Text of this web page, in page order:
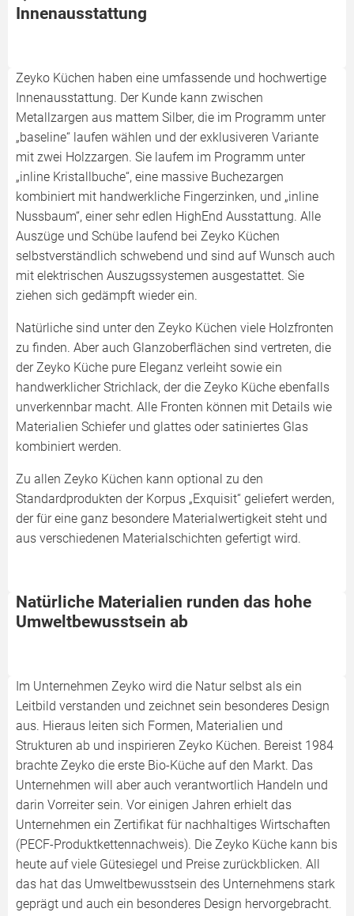
Innenausstattung
Zeyko Küchen haben eine umfassende und hochwertige
Innenausstattung. Der Kunde kann zwischen
Metallzargen aus mattem Silber, die im Programm unter
„baseline“ laufen wählen und der exklusiveren Variante
mit zwei Holzzargen. Sie laufem im Programm unter
„inline Kristallbuche“, eine massive Buchezargen
kombiniert mit handwerkliche Fingerzinken, und „inline
Nussbaum“, einer sehr edlen HighEnd Ausstattung. Alle
Auszüge und Schübe laufend bei Zeyko Küchen
selbstverständlich schwebend und sind auf Wunsch auch
mit elektrischen Auszugssystemen ausgestattet. Sie
ziehen sich gedämpft wieder ein.
Natürliche sind unter den Zeyko Küchen viele Holzfronten
zu finden. Aber auch Glanzoberflächen sind vertreten, die
der Zeyko Küche pure Eleganz verleiht sowie ein
handwerklicher Strichlack, der die Zeyko Küche ebenfalls
unverkennbar macht. Alle Fronten können mit Details wie
Materialien Schiefer und glattes oder satiniertes Glas
kombiniert werden.
Zu allen Zeyko Küchen kann optional zu den
Standardprodukten der Korpus „Exquisit“ geliefert werden,
der für eine ganz besondere Materialwertigkeit steht und
aus verschiedenen Materialschichten gefertigt wird.
Natürliche Materialien runden das hohe
Umweltbewusstsein ab
Im Unternehmen Zeyko wird die Natur selbst als ein
Leitbild verstanden und zeichnet sein besonderes Design
aus. Hieraus leiten sich Formen, Materialien und
Strukturen ab und inspirieren Zeyko Küchen. Bereist 1984
brachte Zeyko die erste Bio-Küche auf den Markt. Das
Unternehmen will aber auch verantwortlich Handeln und
darin Vorreiter sein. Vor einigen Jahren erhielt das
Unternehmen ein Zertifikat für nachhaltiges Wirtschaften
(PECF-Produktkettennachweis). Die Zeyko Küche kann bis
heute auf viele Gütesiegel und Preise zurückblicken. All
das hat das Umweltbewusstsein des Unternehmens stark
geprägt und auch ein besonderes Design hervorgebracht.